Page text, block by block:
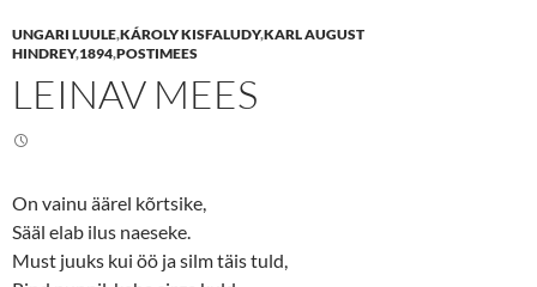
UNGARI LUULE,KÁROLY KISFALUDY,KARL AUGUST
HINDREY,1894,POSTIMEES
LEINAV MEES
On vainu äärel kõrtsike,
Sääl elab ilus naeseke.
Must juuks kui öö ja silm täis tuld,